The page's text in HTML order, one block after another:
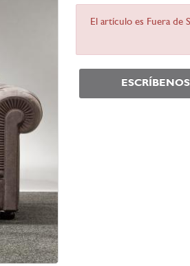
El artículo es Fuera de
ESCRÍBENOS